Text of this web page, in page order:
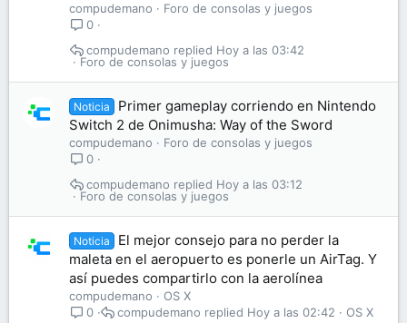
compudemano
Foro de consolas y juegos
0
Foro de consolas y juegos
Hoy a las 03:42
compudemano
Noticia
Primer gameplay corriendo en Nintendo
Switch 2 de Onimusha: Way of the Sword
compudemano
Foro de consolas y juegos
0
Foro de consolas y juegos
Hoy a las 03:12
compudemano
Noticia
El mejor consejo para no perder la
maleta en el aeropuerto es ponerle un AirTag. Y
así puedes compartirlo con la aerolínea
compudemano
OS X
0
OS X
Hoy a las 02:42
compudemano